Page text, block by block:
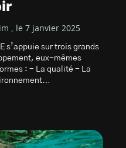
, le 7 janvier 2025
s’appuie sur trois grands
eux-mêmes
: - La qualité - La